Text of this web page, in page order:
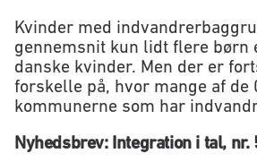
Kvinder med
gennemsnit kun lidt flere børn
danske kvinder. Men der er
forskelle på, hvor mange af
kommunerne som har
Nyhedsbrev: Integration i tal, nr.